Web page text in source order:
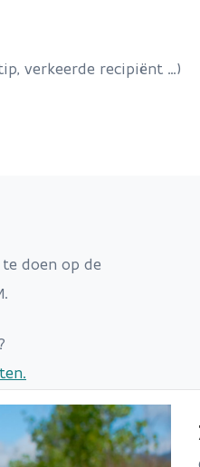
verkeerde recipiënt …)
doen op de